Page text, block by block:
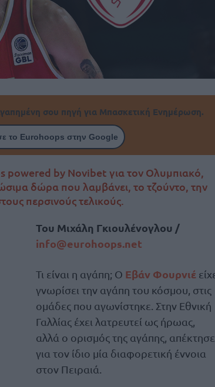
σου πηγή για Μπασκετική Ενημέρωση.
το Eurohoops στην Google
powered by Novibet για τον Ολυμπιακό,
δώρα που λαμβάνει, το τζούντο, την
περσινούς τελικούς.
Του Μιχάλη Γκιουλένογλου /
info@eurohoops.net
Τι είναι η αγάπη; Ο Εβάν Φουρνιέ
γνωρίσει την αγάπη του κόσμου, στις
ομάδες που αγωνίστηκε. Στην Εθνική
Γαλλίας έχει λατρευτεί ως ήρωας,
αλλά ο ορισμός της αγάπης, απέκτησε
για τον ίδιο μία διαφορετική έννοια
στον Πειραιά.